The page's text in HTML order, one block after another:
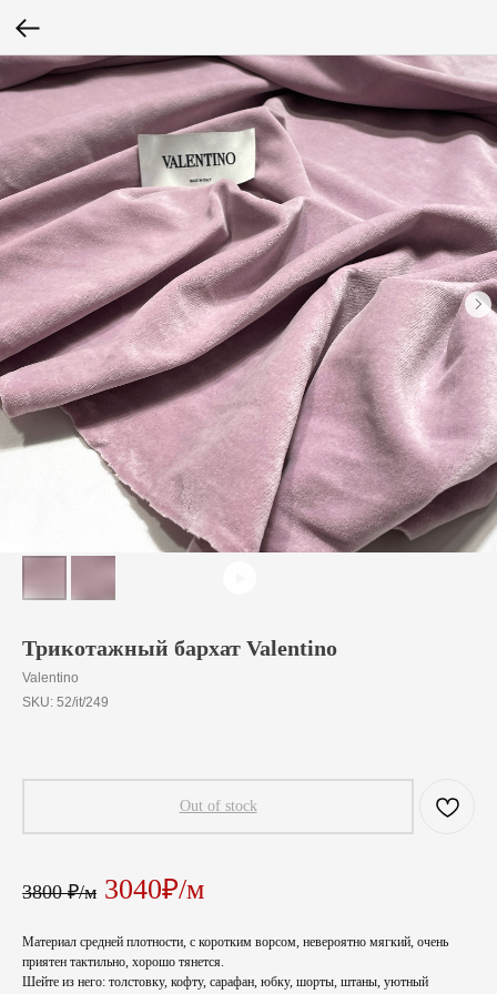
Трикотажный бархат Valentino
Valentino
SKU: 52/it/249
Out of stock
3800 ₽/м 3040₽/м
Материал средней плотности, с коротким ворсом, невероятно мягкий, очень
приятен тактильно, хорошо тянется.
Шейте из него: толстовку, кофту, сарафан, юбку, шорты, штаны, уютный